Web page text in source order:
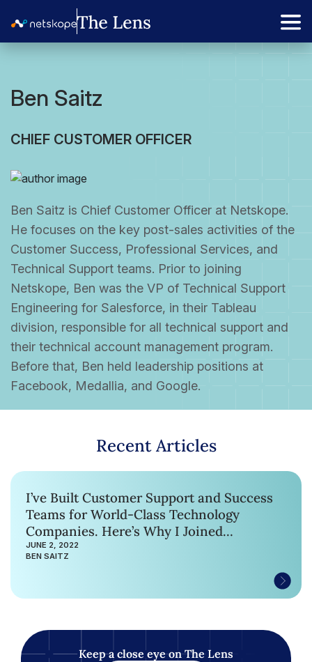
Ben Saitz
CHIEF CUSTOMER OFFICER
Ben Saitz is Chief Customer Officer at Netskope.
He focuses on the key post-sales activities of the
Customer Success, Professional Services, and
Technical Support teams. Prior to joining
Netskope, Ben was the VP of Technical Support
Engineering for Salesforce, in their Tableau
division, responsible for all technical support and
their technical account management program.
Before that, Ben held leadership positions at
Facebook, Medallia, and Google.
Recent Articles
I’ve Built Customer Support and Success
Teams for World-Class Technology
Companies. Here’s Why I Joined
Netskope.
JUNE 2, 2022
BEN SAITZ
Keep a close eye on The Lens